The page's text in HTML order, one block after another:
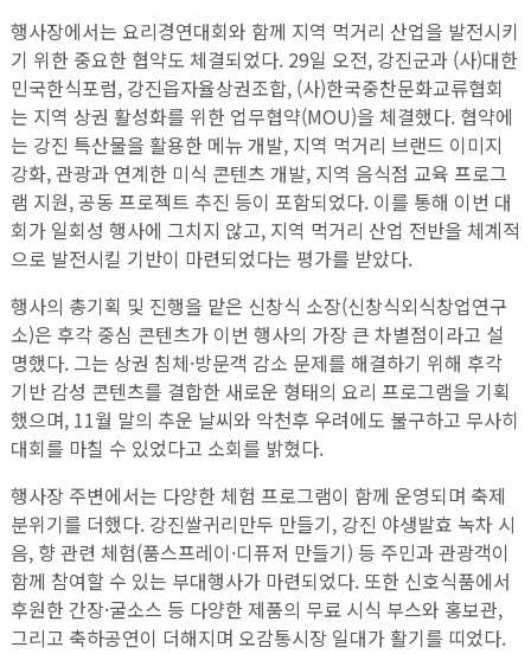
행사장에서는 요리경연대회와 함께 지역 먹거리 산업을 발전시키
기 위한 중요한 협약도 체결되었다. 29일 오전, 강진군과 (사)대한
민국한식포럼, 강진읍자율상권조합, (사)한국중찬문화교류협회
는 지역 상권 활성화를 위한 업무협약(MOU)을 체결했다. 협약에
는 강진 특산물을 활용한 메뉴 개발, 지역 먹거리 브랜드 이미지
강화, 관광과 연계한 미식 콘텐츠 개발, 지역 음식점 교육 프로그
램 지원, 공동 프로젝트 추진 등이 포함되었다. 이를 통해 이번 대
회가 일회성 행사에 그치지 않고, 지역 먹거리 산업 전반을 체계적
으로 발전시킬 기반이 마련되었다는 평가를 받았다.
행사의 총기획 및 진행을 맡은 신창식 소장(신창식외식창업연구
소)은 후각 중심 콘텐츠가 이번 행사의 가장 큰 차별점이라고 설
명했다. 그는 상권 침체·방문객 감소 문제를 해결하기 위해 후각
기반 감성 콘텐츠를 결합한 새로운 형태의 요리 프로그램을 기획
했으며, 11월 말의 추운 날씨와 악천후 우려에도 불구하고 무사히
대회를 마칠 수 있었다고 소회를 밝혔다.
행사장 주변에서는 다양한 체험 프로그램이 함께 운영되며 축제
분위기를 더했다. 강진쌀귀리만두 만들기, 강진 야생발효 녹차 시
음, 향 관련 체험(품스프레이·디퓨저 만들기) 등 주민과 관광객이
함께 참여할 수 있는 부대행사가 마련되었다. 또한 신호식품에서
후원한 간장·굴소스 등 다양한 제품의 무료 시식 부스와 홍보관,
그리고 축하공연이 더해지며 오감통시장 일대가 활기를 띠었다.